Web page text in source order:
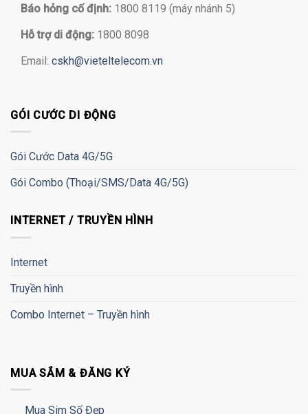
Báo hỏng cố định: 1800 8119 (máy nhánh 5)
Hỗ trợ di động: 1800 8098
Email: cskh@vieteltelecom.vn
GÓI CƯỚC DI ĐỘNG
Gói Cước Data 4G/5G
Gói Combo (Thoại/SMS/Data 4G/5G)
INTERNET / TRUYỀN HÌNH
Internet
Truyền hình
Combo Internet – Truyền hình
MUA SẮM & ĐĂNG KÝ
Mua Sim Số Đẹp